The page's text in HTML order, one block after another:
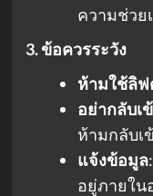
ความช่วย
3. ข้อควรระวัง
ห้ามใช้ลิฟ
อย่ากลับเ
ห้ามกลับเ
แจ้งข้อมูล
อยู่ภายใน